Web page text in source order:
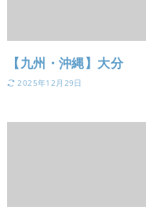
【九州・沖縄】大分
2025年12月29日